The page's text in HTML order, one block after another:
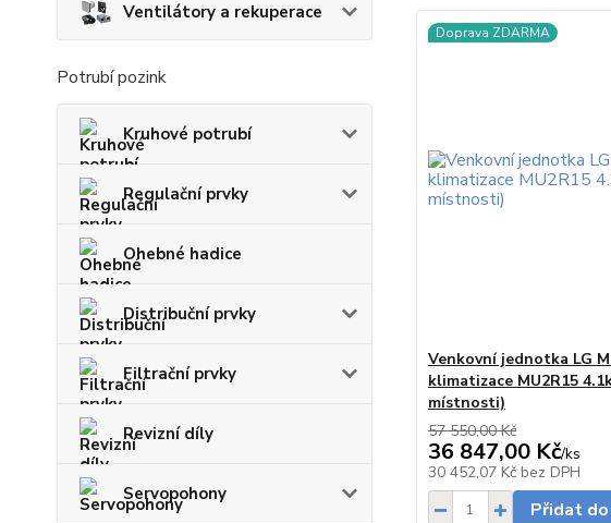
Ventilátory a rekuperace
Potrubí pozink
Kruhové potrubí
Regulační prvky
Ohebné hadice
Distribuční prvky
Filtrační prvky
Revizní díly
Servopohony
Doprava ZDARMA
Venkovní jednotka LG
klimatizace MU2R15
místnosti)
57 550,00 Kč
36 847,00 Kč/ks
30 452,07 Kč bez DPH
Přidat